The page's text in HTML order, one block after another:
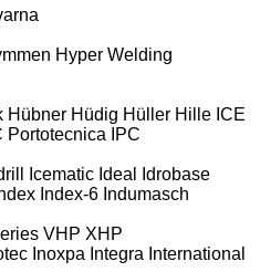
Hyper Welding
Hübner Hüdig Hüller Hille ICE
Portotecnica
IPC
Icematic Ideal
Idrobase
Index-6 Indumasch
VHP XHP
Inoxpa Integra International